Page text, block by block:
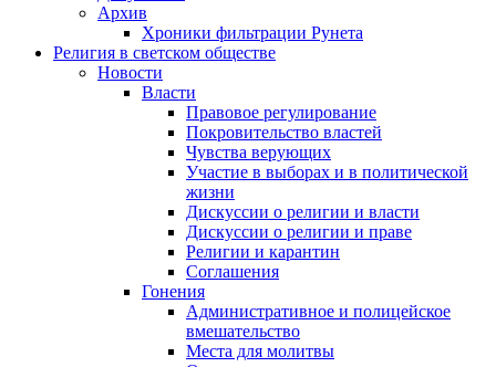
Архив
Хроники фильтрации Рунета
Религия в светском обществе
Новости
Власти
Правовое регулирование
Покровительство властей
Чувства верующих
Участие в выборах и в политической
жизни
Дискуссии о религии и власти
Дискуссии о религии и праве
Религии и карантин
Соглашения
Гонения
Административное и полицейское
вмешательство
Места для молитвы